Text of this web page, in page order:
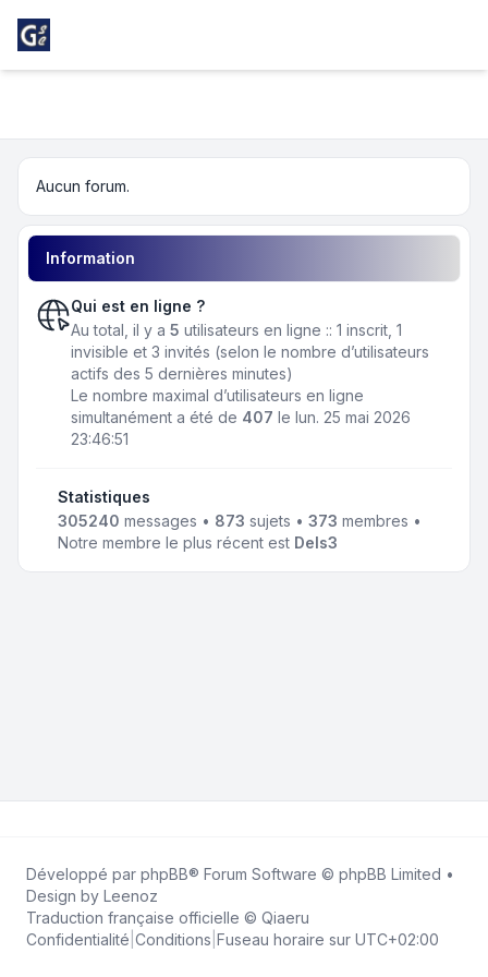
Girondins Social Club
Aucun forum.
Information
Qui est en ligne ?
Au total, il y a 5 utilisateurs en ligne :: 1 inscrit, 1
invisible et 3 invités (selon le nombre d’utilisateurs
actifs des 5 dernières minutes)
Le nombre maximal d’utilisateurs en ligne
simultanément a été de 407 le lun. 25 mai 2026
23:46:51
Statistiques
305240 messages • 873 sujets • 373 membres •
Notre membre le plus récent est Dels3
Développé par phpBB® Forum Software © phpBB Limited •
Design by Leenoz
Traduction française officielle © Qiaeru
Confidentialité Conditions Fuseau horaire sur UTC+02:00